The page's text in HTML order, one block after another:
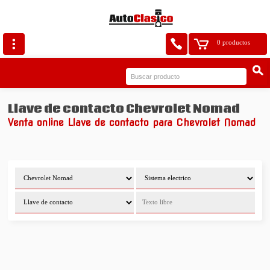
0 productos
Llave de contacto Chevrolet Nomad
Venta online Llave de contacto para Chevrolet Nomad